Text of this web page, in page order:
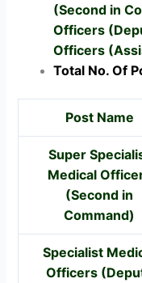
(Second in
Officers
Officers
Total No. Of
Post Name
Super
Medical
(Second in
Command)
Specialist
Officers